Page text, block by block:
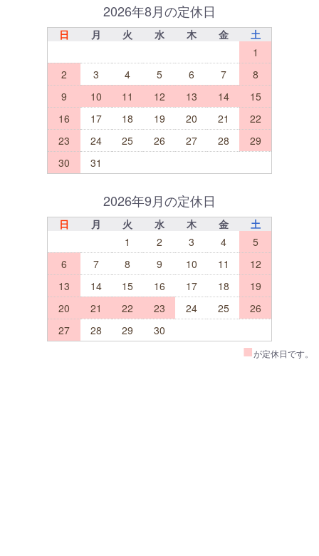
2026年8月の定休日
日 月 火 水 木 金
土
1
2
3 4 5 6 7
8
9
10 11 12 13 14
15
16
17 18 19 20 21
22
23
24 25 26 27 28
29
30
31
2026年9月の定休日
日 月 火 水 木 金
土
1
2 3 4
5
6
7 8 9 10 11
12
13
14 15 16 17 18
19
20
21 22 23 24 25
26
27
28 29 30
■が定休日です。